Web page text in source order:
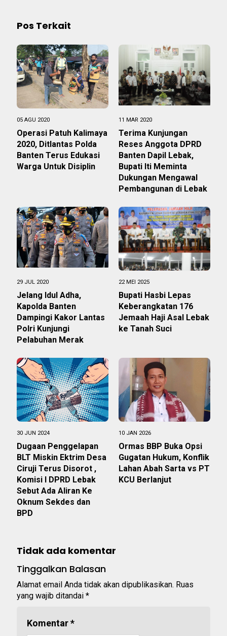
Pos Terkait
05 AGU 2020
Operasi Patuh Kalimaya
2020, Ditlantas Polda
Banten Terus Edukasi
Warga Untuk Disiplin
11 MAR 2020
Terima Kunjungan
Reses Anggota DPRD
Banten Dapil Lebak,
Bupati Iti Meminta
Dukungan Mengawal
Pembangunan di Lebak
29 JUL 2020
Jelang Idul Adha,
Kapolda Banten
Dampingi Kakor Lantas
Polri Kunjungi
Pelabuhan Merak
22 MEI 2025
Bupati Hasbi Lepas
Keberangkatan 176
Jemaah Haji Asal Lebak
ke Tanah Suci
30 JUN 2024
Dugaan Penggelapan
BLT Miskin Ektrim Desa
Ciruji Terus Disorot ,
Komisi I DPRD Lebak
Sebut Ada Aliran Ke
Oknum Sekdes dan
BPD
10 JAN 2026
Ormas BBP Buka Opsi
Gugatan Hukum, Konflik
Lahan Abah Sarta vs PT
KCU Berlanjut
Tidak ada komentar
Tinggalkan Balasan
Alamat email Anda tidak akan dipublikasikan. Ruas
yang wajib ditandai *
Komentar*